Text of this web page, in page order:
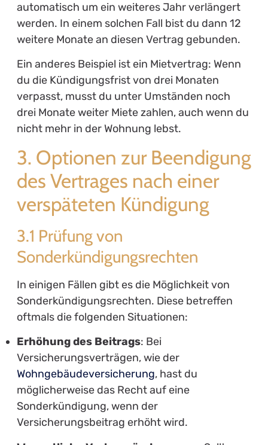
automatisch um ein weiteres Jahr verlängert
werden. In einem solchen Fall bist du dann 12
weitere Monate an diesen Vertrag gebunden.
Ein anderes Beispiel ist ein Mietvertrag: Wenn
du die Kündigungsfrist von drei Monaten
verpasst, musst du unter Umständen noch
drei Monate weiter Miete zahlen, auch wenn du
nicht mehr in der Wohnung lebst.
3. Optionen zur Beendigung
des Vertrages nach einer
verspäteten Kündigung
3.1 Prüfung von
Sonderkündigungsrechten
In einigen Fällen gibt es die Möglichkeit von
Sonderkündigungsrechten. Diese betreffen
oftmals die folgenden Situationen:
Erhöhung des Beitrags: Bei
Versicherungsverträgen, wie der
Wohngebäudeversicherung, hast du
möglicherweise das Recht auf eine
Sonderkündigung, wenn der
Versicherungsbeitrag erhöht wird.